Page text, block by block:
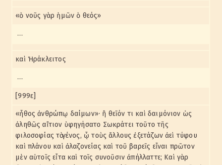
«ὁ νοῦς γὰρ ἡμῶν ὁ θεός»
…
καὶ Ἡράκλειτος
…
[999ε]
«ἦθος ἀνθρώπῳ δαίμων»· ἢ θεῖόν τι καὶ δαιμόνιον ὡς
ἀληθῶς αἴτιον ὑφηγήσατο Σωκράτει τοῦτο τῆς
φιλοσοφίας τὸ γένος, ᾧ τοὺς ἄλλους ἐξετάζων ἀεὶ τύφου
καὶ πλάνου καὶ ἀλαζονείας καὶ τοῦ βαρεῖς εἶναι πρῶτον
μὲν αὑτοῖς εἶτα καὶ τοῖς συνοῦσιν ἀπήλλαττε; Καὶ γὰρ